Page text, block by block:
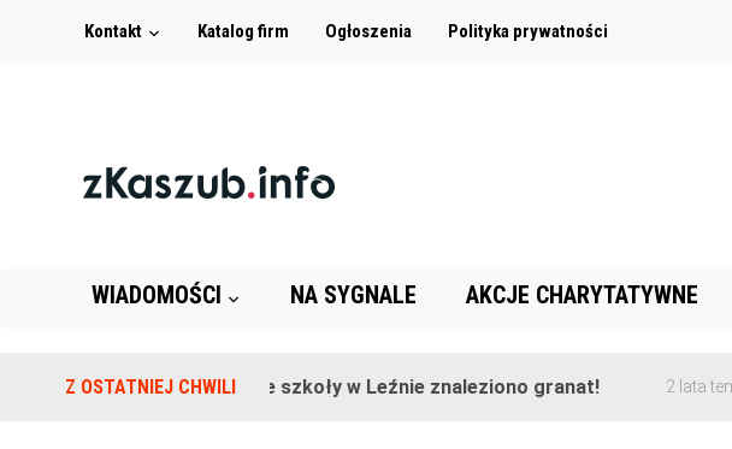
Kontakt Katalog firm Ogłoszenia Polityka prywatności
WIADOMOŚCI NA SYGNALE AKCJE CHARYTATYWNE
Z OSTATNIEJ CHWILINa terenie szkoły w Leźnie znaleziono granat! 2 lata temu